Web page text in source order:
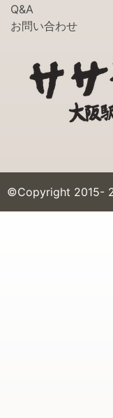
Q&A
お問い合わせ
©Copyright 2015-